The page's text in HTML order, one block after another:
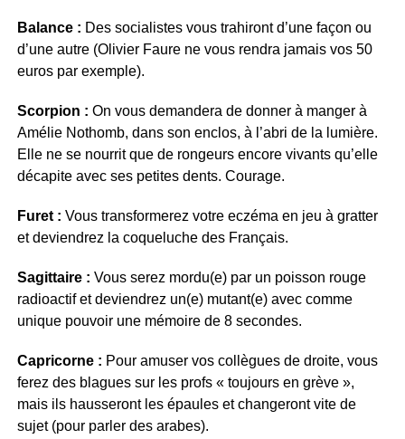
Balance : Des socialistes vous trahiront d’une façon ou
d’une autre (Olivier Faure ne vous rendra jamais vos 50
euros par exemple).
Scorpion : On vous demandera de donner à manger à
Amélie Nothomb, dans son enclos, à l’abri de la lumière.
Elle ne se nourrit que de rongeurs encore vivants qu’elle
décapite avec ses petites dents. Courage.
Furet : Vous transformerez votre eczéma en jeu à gratter
et deviendrez la coqueluche des Français.
Sagittaire : Vous serez mordu(e) par un poisson rouge
radioactif et deviendrez un(e) mutant(e) avec comme
unique pouvoir une mémoire de 8 secondes.
Capricorne : Pour amuser vos collègues de droite, vous
ferez des blagues sur les profs « toujours en grève »,
mais ils hausseront les épaules et changeront vite de
sujet (pour parler des arabes).